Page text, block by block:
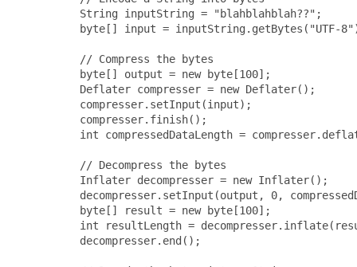
     String inputString = "blahblahblah??";
byte[] input = inputString.getBytes("UTF-
     // Compress the bytes
     byte[] output = new byte[100];
     Deflater compresser = new Deflater();
     compresser.setInput(input);
     compresser.finish();
int compressedDataLength =
     // Decompress the bytes
     Inflater decompresser = new Inflater();
decompresser.setInput(output, 0,
     byte[] result = new byte[100];
int resultLength =
     decompresser.end();